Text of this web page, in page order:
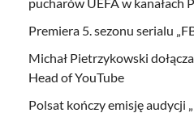
Premiera 5. sezonu serialu
Michał Pietrzykowski
Head of YouTube
Polsat kończy emisję audycji